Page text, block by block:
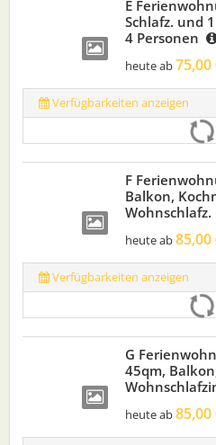
E
Schlafz. und
4 Personen
heute ab75,00
Verfügbarkeiten anzeigen
F
Balkon,
Wohnschlafz.
heute ab85,00
Verfügbarkeiten anzeigen
G
45qm,
heute ab85,00